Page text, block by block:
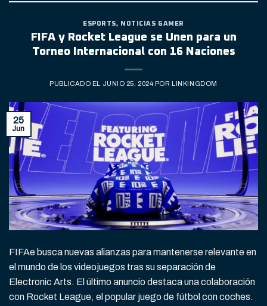
ESPORTS, NOTICIAS GAMER
FIFA y Rocket League se Unen para un
Torneo Internacional con 16 Naciones
PUBLICADO EL JUNIO 25, 2024 POR LINKINGDOM
25
Jun
FIFAe busca nuevas alianzas para mantenerse relevante en
el mundo de los videojuegos tras su separación de
Electronic Arts. El último anuncio destaca una colaboración
con Rocket League, el popular juego de fútbol con coches.